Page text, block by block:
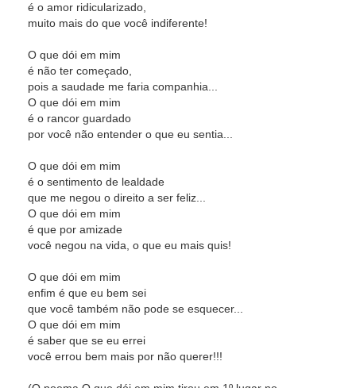
é o amor ridicularizado,
muito mais do que você indiferente!
O que dói em mim
é não ter começado,
pois a saudade me faria companhia...
O que dói em mim
é o rancor guardado
por você não entender o que eu sentia...
O que dói em mim
é o sentimento de lealdade
que me negou o direito a ser feliz...
O que dói em mim
é que por amizade
você negou na vida, o que eu mais quis!
O que dói em mim
enfim é que eu bem sei
que você também não pode se esquecer...
O que dói em mim
é saber que se eu errei
você errou bem mais por não querer!!!